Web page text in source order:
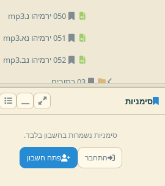
050 ירמיהו נ.
mp3
051 ירמיהו נא.
mp3
052 ירמיהו נב.
mp3
03 כתובים
לוח חזרות תנ''ך מחזור ד'. pdf
סימניות
סימניות נשמרות בחשבון בלבד.
התחבר פתח חשבון